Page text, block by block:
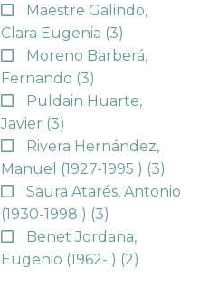
Maestre Galindo,
Clara Eugenia (3)
Moreno Barberá,
Fernando (3)
Puldain Huarte,
Javier (3)
Rivera Hernández,
Manuel (1927-1995 ) (3)
Saura Atarés, Antonio
(1930-1998 ) (3)
Benet Jordana,
Eugenio (1962- ) (2)